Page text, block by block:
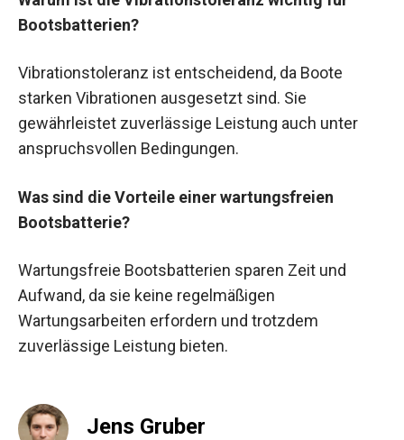
Bootsbatterien?
Vibrationstoleranz ist entscheidend, da Boote
starken Vibrationen ausgesetzt sind. Sie
gewährleistet zuverlässige Leistung auch unter
anspruchsvollen Bedingungen.
Was sind die Vorteile einer wartungsfreien
Bootsbatterie?
Wartungsfreie Bootsbatterien sparen Zeit und
Aufwand, da sie keine regelmäßigen
Wartungsarbeiten erfordern und trotzdem
zuverlässige Leistung bieten.
Jens Gruber